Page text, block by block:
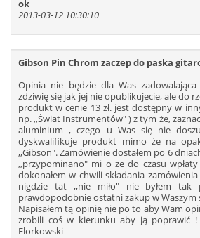
ok
2013-03-12 10:30:10
Gibson Pin Chrom zaczep do paska
Opinia nie będzie dla Was
zdziwię się jak jej nie opublikujecie, ale do
produkt w cenie 13 zł. jest dostępny w
np. ,,Świat Instrumentów″ ) z tym że,
aluminium , czego u Was się nie
dyskwalifikuje produkt mimo że na
,,Gibson″. Zamówienie dostałem po 6
,,przypominano″ mi o że do czasu
dokonałem w chwili składania
nigdzie tat ,,nie miło″ nie byłem tak
prawdopodobnie ostatni zakup w Waszym
Napisałem tą opinię nie po to aby Wam
zrobili coś w kierunku aby ją poprawić !
Florkowski